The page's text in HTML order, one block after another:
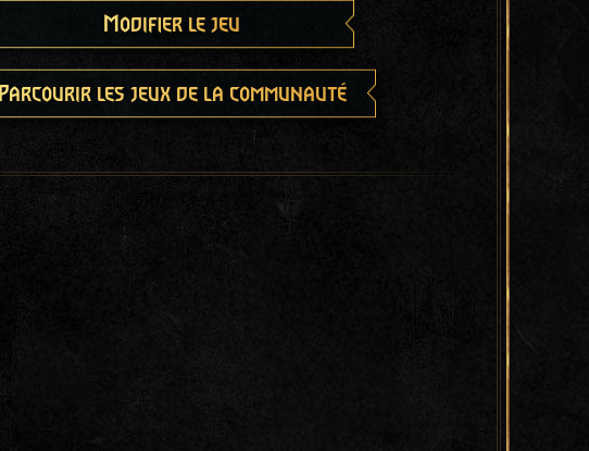
Modifier le jeu
Parcourir les jeux de la communauté